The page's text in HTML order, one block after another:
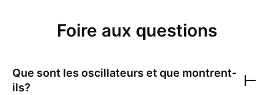
Foire aux questions
Que sont les oscillateurs et que montrent-
ils?